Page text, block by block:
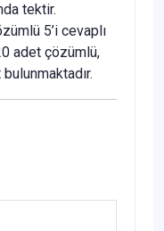
tektir.
5’i cevaplı
adet çözümlü,